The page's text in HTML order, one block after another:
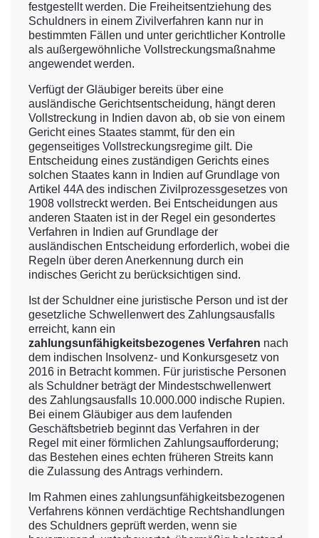
festgestellt werden. Die Freiheitsentziehung des
Schuldners in einem Zivilverfahren kann nur in
bestimmten Fällen und unter gerichtlicher Kontrolle
als außergewöhnliche Vollstreckungsmaßnahme
angewendet werden.
Verfügt der Gläubiger bereits über eine
ausländische Gerichtsentscheidung, hängt deren
Vollstreckung in Indien davon ab, ob sie von einem
Gericht eines Staates stammt, für den ein
gegenseitiges Vollstreckungsregime gilt. Die
Entscheidung eines zuständigen Gerichts eines
solchen Staates kann in Indien auf Grundlage von
Artikel 44A des indischen Zivilprozessgesetzes von
1908 vollstreckt werden. Bei Entscheidungen aus
anderen Staaten ist in der Regel ein gesondertes
Verfahren in Indien auf Grundlage der
ausländischen Entscheidung erforderlich, wobei die
Regeln über deren Anerkennung durch ein
indisches Gericht zu berücksichtigen sind.
Ist der Schuldner eine juristische Person und ist der
gesetzliche Schwellenwert des Zahlungsausfalls
erreicht, kann ein
zahlungsunfähigkeitsbezogenes Verfahren nach
dem indischen Insolvenz- und Konkursgesetz von
2016 in Betracht kommen. Für juristische Personen
als Schuldner beträgt der Mindestschwellenwert
des Zahlungsausfalls 10.000.000 indische Rupien.
Bei einem Gläubiger aus dem laufenden
Geschäftsbetrieb beginnt das Verfahren in der
Regel mit einer förmlichen Zahlungsaufforderung;
das Bestehen eines echten früheren Streits kann
die Zulassung des Antrags verhindern.
Im Rahmen eines zahlungsunfähigkeitsbezogenen
Verfahrens können verdächtige Rechtshandlungen
des Schuldners geprüft werden, wenn sie